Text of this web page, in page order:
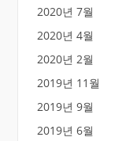
2020년 7월
2020년 4월
2020년 2월
2019년 11월
2019년 9월
2019년 6월